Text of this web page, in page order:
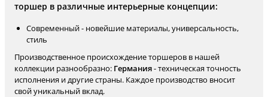
торшер в различные интерьерные концепции:
Современный - новейшие материалы, универсальность,
стиль
Производственное происхождение торшеров в нашей
коллекции разнообразно: Германия- техническая точность
исполнения и другие страны. Каждое производство вносит
свой уникальный вклад.